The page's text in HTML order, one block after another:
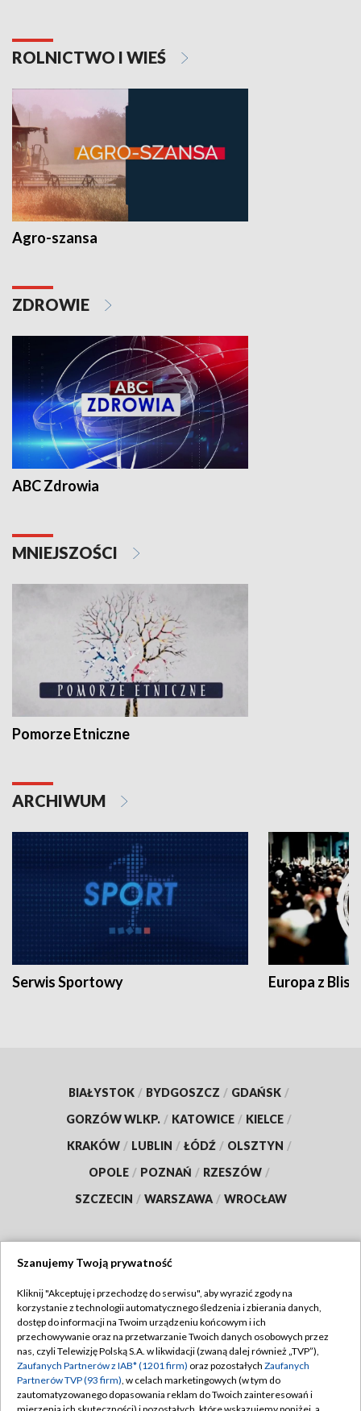
ROLNICTWO I WIEŚ
Agro-szansa
ZDROWIE
ABC Zdrowia
MNIEJSZOŚCI
Pomorze Etniczne
ARCHIWUM
Serwis Sportowy Europa z
BIAŁYSTOK / BYDGOSZCZ / GDAŃSK /
GORZÓW WLKP. / KATOWICE / KIELCE /
KRAKÓW / LUBLIN / ŁÓDŹ / OLSZTYN /
OPOLE / POZNAŃ / RZESZÓW /
SZCZECIN / WARSZAWA / WROCŁAW
TVP
Abonament TVP
Emisja w TVP
Centrum informacji TVP
Regulamin TVP
Polityka prywatności
Moje zgody
Szanujemy Twoją prywatność
Kliknij "Akceptuję i przechodzę do serwisu", aby wyrazić zgody na
korzystanie z technologii automatycznego śledzenia i zbierania danych,
dostęp do informacji na Twoim urządzeniu końcowym i ich
przechowywanie oraz na przetwarzanie Twoich danych osobowych przez
nas, czyli Telewizję Polską S.A. w likwidacji (zwaną dalej również „TVP”),
Zaufanych Partnerów z IAB* (1201 firm) oraz pozostałych Zaufanych
Partnerów TVP (93 firm), w celach marketingowych (w tym do
zautomatyzowanego dopasowania reklam do Twoich zainteresowań i